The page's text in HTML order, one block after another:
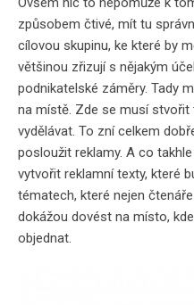
způsobem čtivé, mít tu
cílovou skupinu, ke které by
většinou zřizují s nějakým
podnikatelské záměry. Tady
na místě. Zde se musí stvořit
vydělávat. To zní celkem
posloužit reklamy. A co
vytvořit reklamní texty, které
tématech, které nejen
dokážou dovést na místo,
objednat.